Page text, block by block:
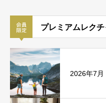
プレミアムレク
2026年7月